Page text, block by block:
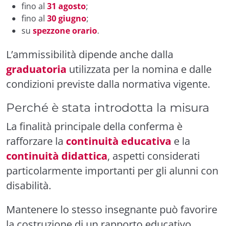
fino al 31 agosto;
fino al 30 giugno;
su spezzone orario.
L’ammissibilità dipende anche dalla
graduatoria utilizzata per la nomina e dalle
condizioni previste dalla normativa vigente.
Perché è stata introdotta la misura
La finalità principale della conferma è
rafforzare la continuità educativa e la
continuità didattica, aspetti considerati
particolarmente importanti per gli alunni con
disabilità.
Mantenere lo stesso insegnante può favorire